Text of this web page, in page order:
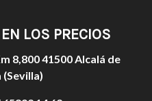
LOS PRECIOS
8,800 41500 Alcalá de